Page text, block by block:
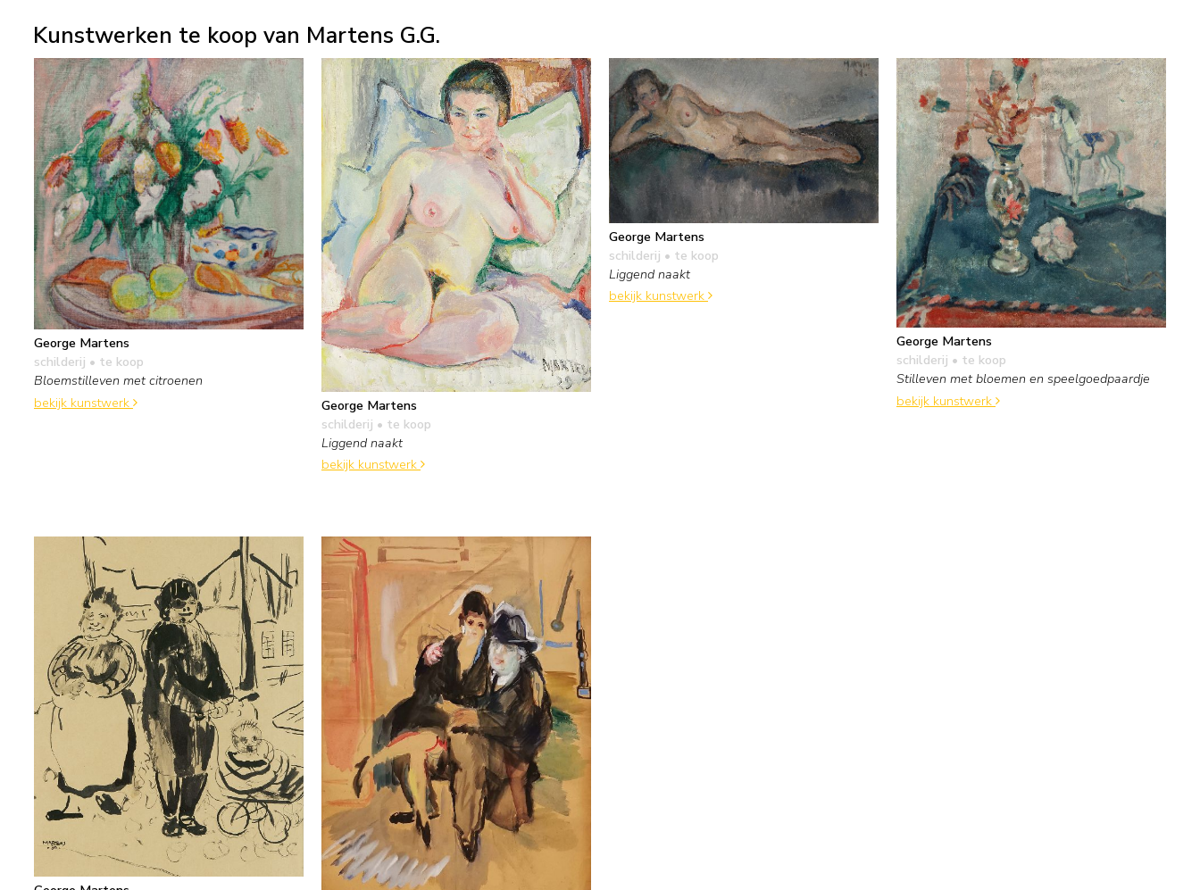
Kunstwerken te koop van Martens G.G.
George Martens
schilderij • te koop
Bloemstilleven met citroenen
bekijk kunstwerk
George Martens
schilderij • te koop
Liggend naakt
bekijk kunstwerk
George Martens
schilderij • te koop
Liggend naakt
bekijk kunstwerk
George Martens
schilderij • te koop
Stilleven met bloemen en speelgoedpaardje
bekijk kunstwerk